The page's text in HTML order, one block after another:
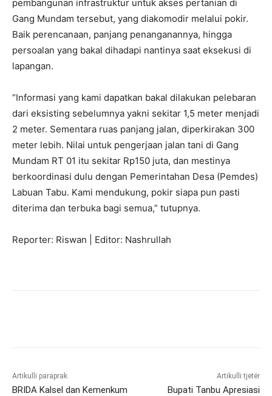
pembangunan infrastruktur untuk akses pertanian di
Gang Mundam tersebut, yang diakomodir melalui pokir.
Baik perencanaan, panjang penanganannya, hingga
persoalan yang bakal dihadapi nantinya saat eksekusi di
lapangan.
“Informasi yang kami dapatkan bakal dilakukan pelebaran
dari eksisting sebelumnya yakni sekitar 1,5 meter menjadi
2 meter. Sementara ruas panjang jalan, diperkirakan 300
meter lebih. Nilai untuk pengerjaan jalan tani di Gang
Mundam RT 01 itu sekitar Rp150 juta, dan mestinya
berkoordinasi dulu dengan Pemerintahan Desa (Pemdes)
Labuan Tabu. Kami mendukung, pokir siapa pun pasti
diterima dan terbuka bagi semua,” tutupnya.
Reporter: Riswan | Editor: Nashrullah
Artikulli paraprak
BRIDA Kalsel dan Kemenkum
Artikulli tjetër
Bupati Tanbu Apresiasi